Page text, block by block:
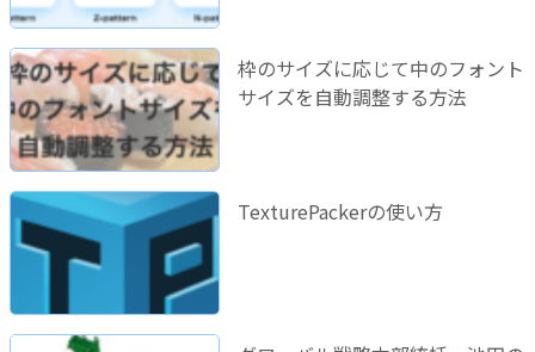
枠のサイズに応じて中のフォント
サイズを自動調整する方法
TexturePackerの使い方